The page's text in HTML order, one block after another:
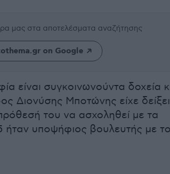
μας στα αποτελέσματα αναζήτησης
on Google
είναι συγκοινωνούντα δοχεία
Διονύσης Μποτώνης είχε δείξει
του να ασχοληθεί με τα
ήταν υποψήφιος βουλευτής με